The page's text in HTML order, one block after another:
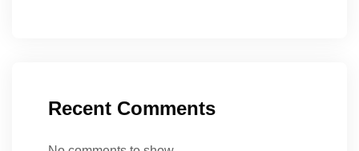
Recent Comments